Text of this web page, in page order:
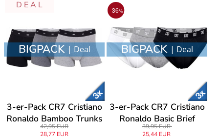
D E A L
BIGPACK | Deal
3-er-Pack CR7 Cristiano
Ronaldo Bamboo Trunks
42,95 EUR
28,77 EUR
-36%
BIGPACK | Deal
3-er-Pack CR7 Cristiano
Ronaldo Basic Brief
39,95 EUR
25,44 EUR